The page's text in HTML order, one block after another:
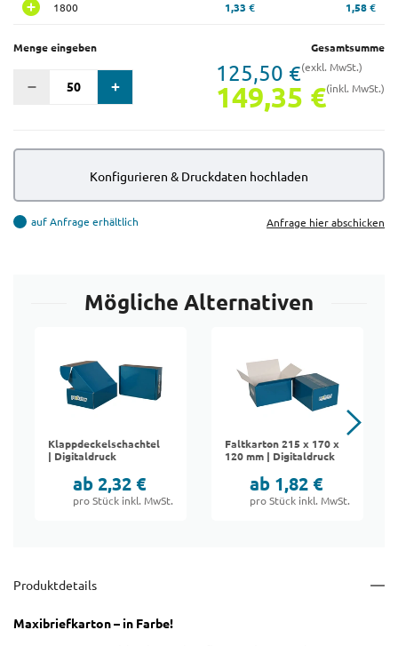
1800 1,33 € 1,58 €
Menge eingeben Gesamtsumme
125,50 €(exkl. MwSt.)
149,35 €(inkl. MwSt.)
Konfigurieren & Druckdaten hochladen
auf Anfrage erhältlich Anfrage hier abschicken
Mögliche Alternativen
Klappdeckelschachtel
| Digitaldruck
ab 2,32 €
pro Stück inkl. MwSt.
Faltkarton 215 x 170 x
120 mm | Digitaldruck
ab 1,82 €
pro Stück inkl. MwSt.
Produktdetails
Maxibriefkarton – in Farbe!